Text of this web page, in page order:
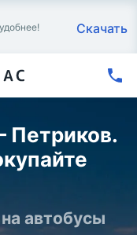
Скачать
Петриков.
автобусы